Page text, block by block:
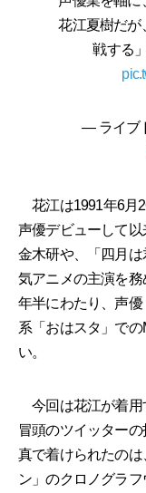
花江夏樹だが
戦する
— ライブ
花江は1991年6月
声優デビューして
金木研や、「四月
気アニメの主演を
年半にわたり、声
系「おはスタ」で
い。
今回は花江が着用
冒頭のツイッター
真で着けられたの
ン」のクロノグラフ